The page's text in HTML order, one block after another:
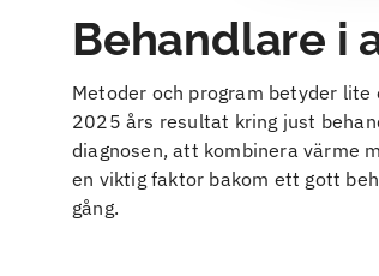
Behandlare i
Metoder och program betyder
2025 års resultat kring just
diagnosen, att kombinera värme
en viktig faktor bakom ett gott
gång.